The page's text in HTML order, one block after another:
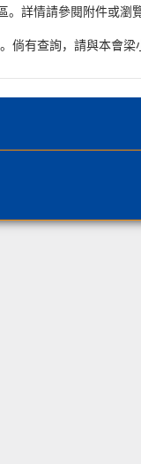
詳情請參閱附件或瀏
有查詢，請與本會梁